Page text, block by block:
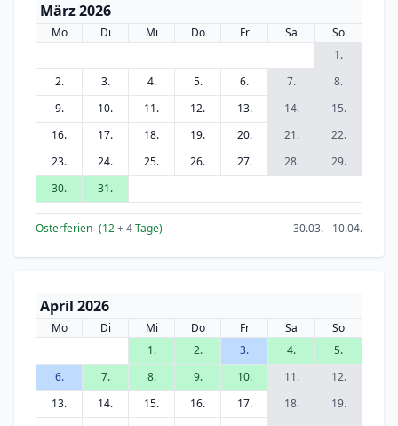
März 2026
Mo Di Mi Do Fr Sa
So
1.
2.
3. 4. 5. 6. 7.
8.
9.
10. 11. 12. 13. 14.
15.
16.
17. 18. 19. 20. 21.
22.
23.
24. 25. 26. 27. 28.
29.
30.
31.
Osterferien (12+ 4Tage) 30.03. - 10.04.
April 2026
Mo Di Mi Do Fr Sa
So
1.
2. 3. 4.
5.
6.
7. 8. 9. 10. 11.
12.
13.
14. 15. 16. 17. 18.
19.